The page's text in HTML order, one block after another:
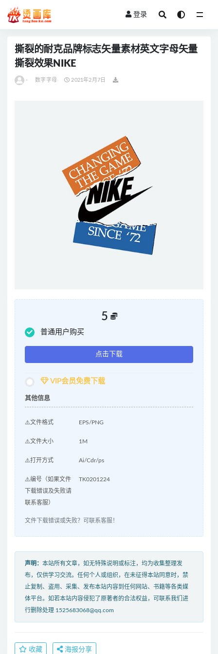
登录
撕裂的耐克品牌标志矢量素材英文字母矢量
撕裂效果NIKE
- 数字字母 2021年2月7日
5
普通用户购买
点击下载
VIP会员免费下载
其他信息
⚠️文件格式 EPS/PNG
⚠️文件大小 1M
⚠️打开方式 Ai/Cdr/ps
⚠️编号（如果文件
下载错误及失败请
联系客服）
TK0201224
文件下载错误或失败？可联系客服！
声明： 本站所有文章，如无特殊说明或标注，均为收集整理发
布，仅供学习交流。任何个人或组织，在未征得本站同意时，禁
止复制、盗用、采集、发布本站内容到任何网站、书籍等各类媒
体平台。如若本站内容侵犯了原著者的合法权益，可联系我们进
行删除处理 1525683068@qq.com
收藏 海报分享